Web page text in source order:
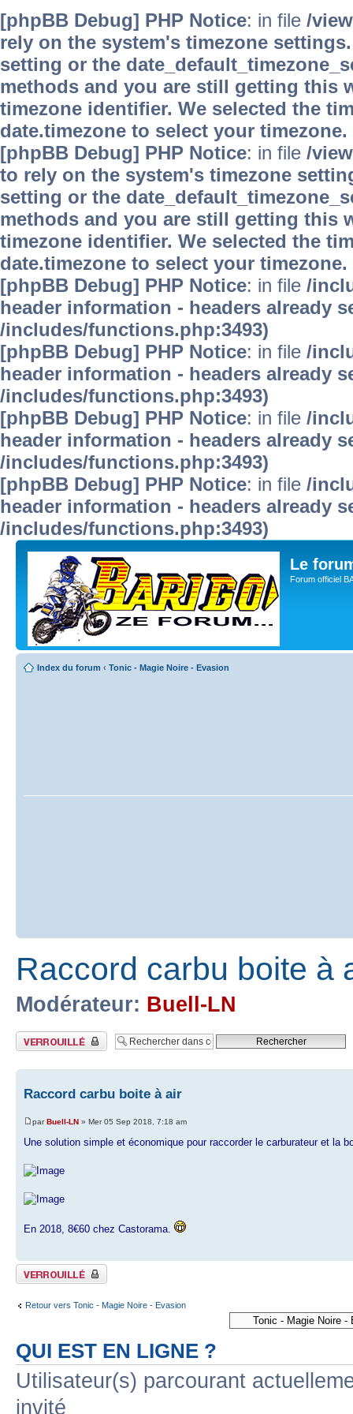
[phpBB Debug] PHP Notice: in file /
rely on the system's timezone
setting or the
methods and you are still getting this
timezone identifier. We selected the
date.timezone to select your timezone.
[phpBB Debug] PHP Notice: in file /
to rely on the system's timezone
setting or the
methods and you are still getting this
timezone identifier. We selected the
date.timezone to select your timezone.
[phpBB Debug] PHP Notice: in file /
header information - headers already
/includes/functions.php:3493)
[phpBB Debug] PHP Notice: in file /
header information - headers already
/includes/functions.php:3493)
[phpBB Debug] PHP Notice: in file /
header information - headers already
/includes/functions.php:3493)
[phpBB Debug] PHP Notice: in file /
header information - headers already
/includes/functions.php:3493)
Le
Forum officiel
Index du forum ‹ Tonic - Magie Noire - Evasion
Raccord carbu boite à
Modérateur: Buell-LN
Sujet verrouillé
Raccord carbu boite à air
parBuell-LN » Mer 05 Sep 2018, 7:18 am
Une solution simple et économique pour raccorder le carburateur et la
En 2018, 8€60 chez Castorama.
Sujet verrouillé
Retour vers Tonic - Magie Noire - Evasion
QUI EST EN LIGNE ?
Utilisateur(s) parcourant
invité